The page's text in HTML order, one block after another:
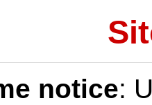
notice: